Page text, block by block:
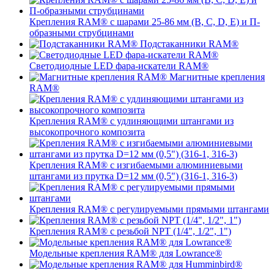
Крепления RAM® с шарами 25-86 мм (B, C, D, E) и П-
образными струбцинами
Подстаканники RAM®
Светодиодные LED фара-искатели RAM®
Магнитные крепления
RAM®
Крепления RAM® с удлиняющими штангами из
высокопрочного композита
Крепления RAM® с изгибаемыми алюминиевыми
штангами из прутка D=12 мм (0,5") (316-1, 316-3)
Крепления RAM® c регулируемыми прямыми штангами
Крепления RAM® с резьбой NPT (1/4", 1/2", 1")
Модельные крепления RAM® для Lowrance®